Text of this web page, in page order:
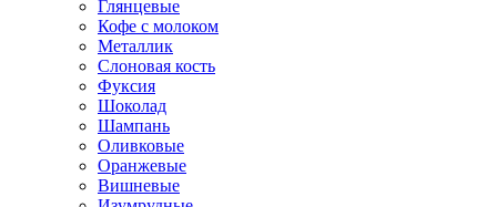
Глянцевые
Кофе с молоком
Металлик
Слоновая кость
Фуксия
Шоколад
Шампань
Оливковые
Оранжевые
Вишневые